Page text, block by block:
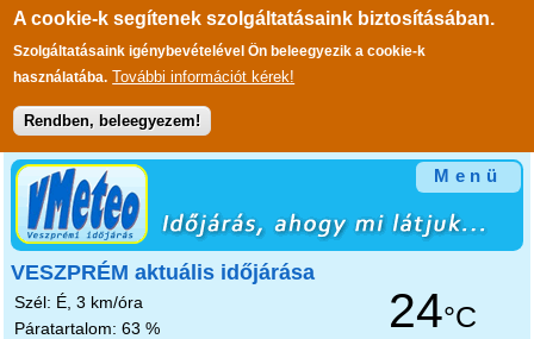
A cookie-k segítenek szolgáltatásaink biztosításában.
Szolgáltatásaink igénybevételével Ön beleegyezik a cookie-k
használatába. További információt kérek!
Rendben, beleegyezem!
Ugrás a tartalomra
Menü
VESZPRÉM aktuális időjárása
Szél: É, 3 km/óra
Páratartalom: 63 %
24°C